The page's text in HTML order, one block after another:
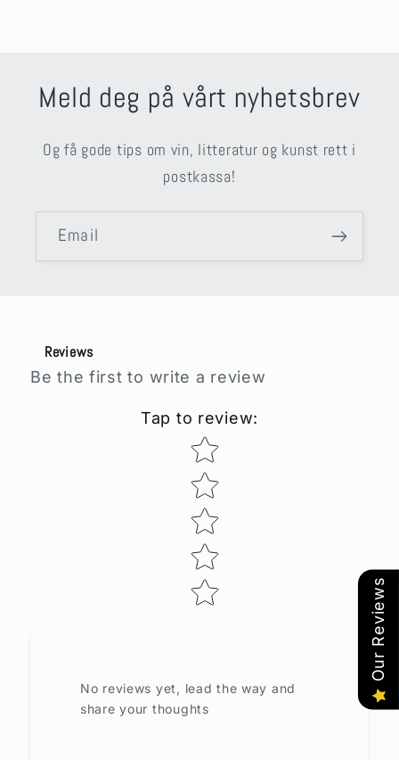
Meld deg på vårt nyhetsbrev
Og få gode tips om vin, litteratur og kunst rett i
postkassa!
Email
Reviews
Be the first to write a review
Tap to review:
Star rating
No reviews yet, lead the way and
share your thoughts
Our Reviews